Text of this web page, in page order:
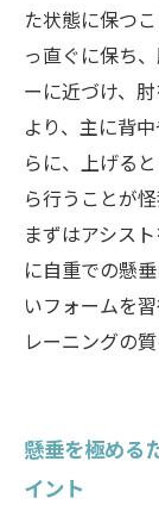
た状態に保つ
っ直ぐに保ち
ーに近づけ、
より、主に背
らに、上げる
ら行うことが
まずはアシス
に自重での懸
いフォームを
レーニングの
懸垂を極める
イント